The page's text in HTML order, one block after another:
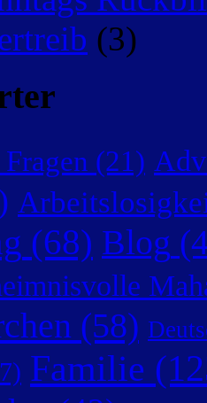
(3)
(21)
(68) Blog
(58)
Familie